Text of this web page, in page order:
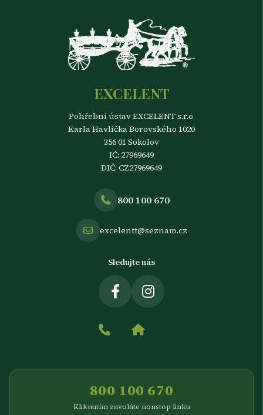
EXCELENT
Pohřební ústav EXCELENT s.r.o.
Karla Havlíčka Borovského 1020
356 01 Sokolov
IČ: 27969649
DIČ: CZ27969649
800 100 670
excelentt@seznam.cz
Sledujte nás
800 100 670
Kliknutím zavoláte nonstop linku